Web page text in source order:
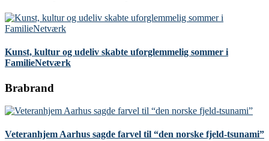
Kunst, kultur og udeliv skabte uforglemmelig sommer i
FamilieNetværk
Brabrand
Veteranhjem Aarhus sagde farvel til “den norske fjeld-tsunami”